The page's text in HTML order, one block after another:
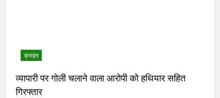
क्राइम
व्यापारी पर गोली चलाने वाला आरोपी को हथियार सहित
गिरफ्तार